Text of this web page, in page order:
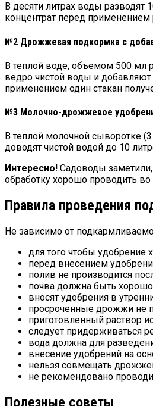
В десяти литрах воды
концентрат перед применением
№2 Дрожжевая подкормка с
В теплой воде, объемом 500 мл
ведро чистой воды и
применением один стакан
№3 Молочно-дрожжевое
В теплой молочной сыворотке
доводят чистой водой до 10
Интересно! Садоводы
обработку хорошо проводить
Правила проведения
Не зависимо от
для того чтобы удобрение
перед внесением
полив не производится
почва должна быть
вносят удобрения в
просроченные дрожжи не
приготовленный раствор
следует придерживаться
вода должна для
внесение удобрений на
нельзя совмещать
не рекомендовано
Полезные советы